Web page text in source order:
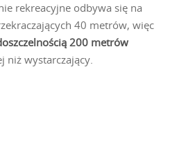
rekreacyjne odbywa się na
40 metrów, więc
200 metrów
niż wystarczający.